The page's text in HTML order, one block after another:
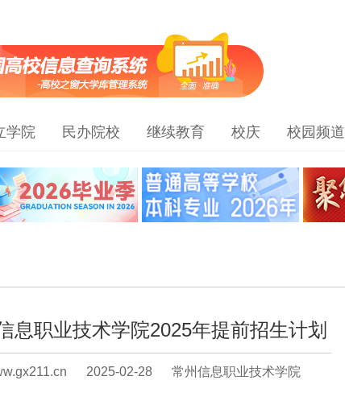
学院 民办院校 继续教育 校庆 校园频道
息职业技术学院2025年提前招生计划
2025-02-28 常州信息职业技术学院